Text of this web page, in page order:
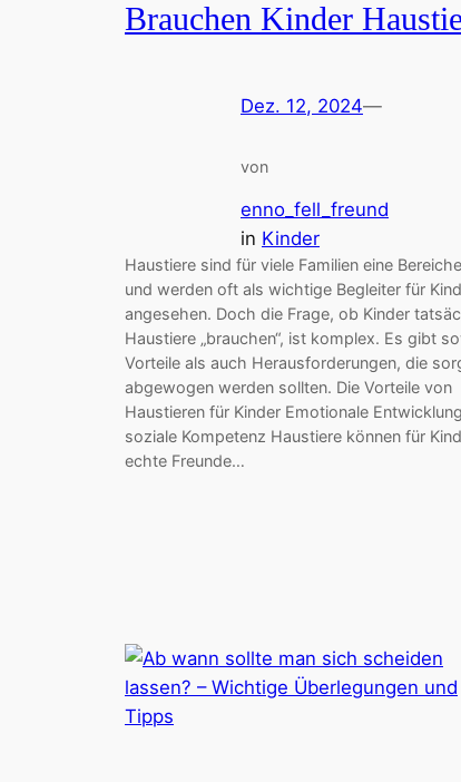
Brauchen Kinder
Dez. 12, 2024—
von
enno_fell_freund
in Kinder
Haustiere sind für viele Familien eine
und werden oft als wichtige Begleiter für
angesehen. Doch die Frage, ob Kinder
Haustiere „brauchen“, ist komplex. Es gibt
Vorteile als auch Herausforderungen, die
abgewogen werden sollten. Die Vorteile von
Haustieren für Kinder Emotionale
soziale Kompetenz Haustiere können für
echte Freunde…